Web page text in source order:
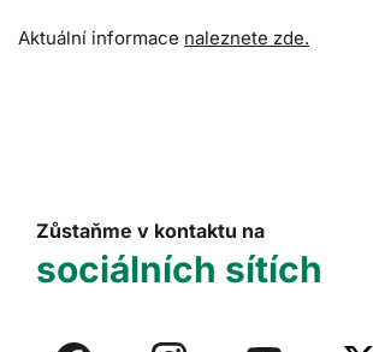
Aktuální informace naleznete zde.
Zůstaňme v kontaktu na
sociálních sítích